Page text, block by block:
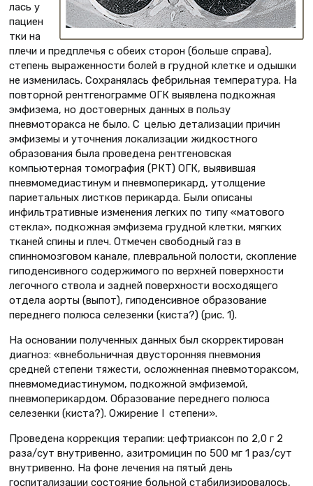
лась у
пациен
тки на
плечи и предплечья с обеих сторон (больше справа),
степень выраженности болей в грудной клетке и одышки
не изменилась. Сохранялась фебрильная температура. На
повторной рентгенограмме ОГК выявлена подкожная
эмфизема, но достоверных данных в пользу
пневмоторакса не было. С целью детализации причин
эмфиземы и уточнения локализации жидкостного
образования была проведена рентгеновская
компьютерная томография (РКТ) ОГК, выявившая
пневмомедиастинум и пневмоперикард, утолщение
париетальных листков перикарда. Были описаны
инфильтративные изменения легких по типу «матового
стекла», подкожная эмфизема грудной клетки, мягких
тканей спины и плеч. Отмечен свободный газ в
спинномозговом канале, плевральной полости, скопление
гиподенсивного содержимого по верхней поверхности
легочного ствола и задней поверхности восходящего
отдела аорты (выпот), гиподенсивное образование
переднего полюса селезенки (киста?) (рис. 1).
На основании полученных данных был скорректирован
диагноз: «внебольничная двусторонняя пневмония
средней степени тяжести, осложненная пневмотораксом,
пневмомедиастинумом, подкожной эмфиземой,
пневмоперикардом. Образование переднего полюса
селезенки (киста?). Ожирение I степени».
Проведена коррекция терапии: цефтриаксон по 2,0 г 2
раза/сут внутривенно, азитромицин по 500 мг 1 раз/сут
внутривенно. На фоне лечения на пятый день
госпитализации состояние больной стабилизировалось,